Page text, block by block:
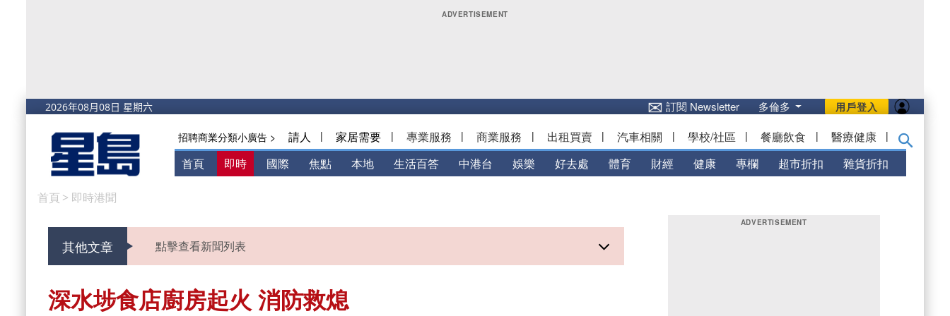
用戶登入
✉訂閱 Newsletter 多倫多
招聘商業分類小廣告 > 請人 | 家居需要 | 專業服務 | 商業服務 | 出租買賣 | 汽車相關 | 學校/社區 | 餐廳飲食 | 醫療健康 |
首頁 即時 國際 焦點 本地 生活百答 中港台 娛樂 好去處 體育 財經 健康 專欄 超市折扣 雜貨折扣
首頁 > 即時港聞
其他文章 點擊查看新聞列表
深水埗食店廚房起火 消防救熄